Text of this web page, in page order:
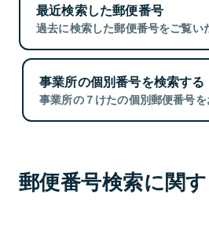
最近検索した郵便番号
過去に検索した郵便番号をご覧い
事業所の個別番号を検索する
事業所の７けたの個別郵便番号を
郵便番号検索に関